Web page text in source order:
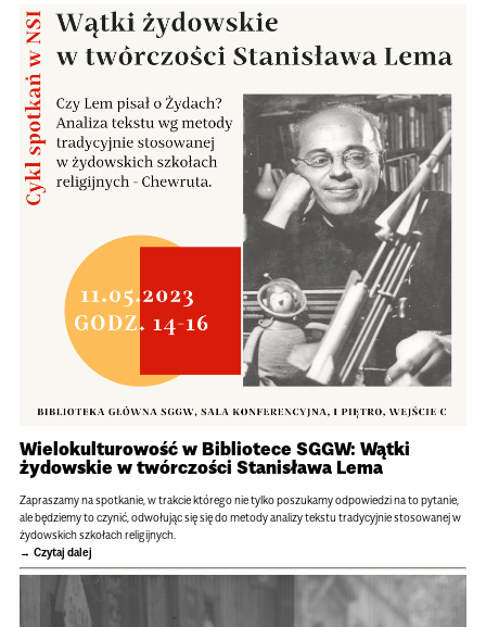
Wielokulturowość w Bibliotece SGGW: Wątki
żydowskie w twórczości Stanisława Lema
Zapraszamy na spotkanie, w trakcie którego nie tylko poszukamy odpowiedzi na to pytanie,
ale będziemy to czynić, odwołując się się do metody analizy tekstu tradycyjnie stosowanej w
żydowskich szkołach religijnych.
Czytaj dalej